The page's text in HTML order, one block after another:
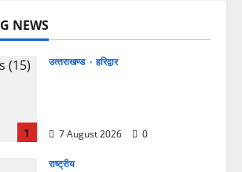
NEWS
1
उत्‍तराखण्‍ड हरिद्वार
7 August 2026 0
राष्ट्रीय